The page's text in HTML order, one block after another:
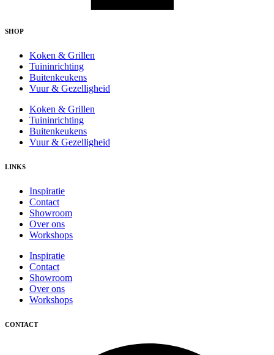
SHOP
Koken & Grillen
Tuininrichting
Buitenkeukens
Vuur & Gezelligheid
Koken & Grillen
Tuininrichting
Buitenkeukens
Vuur & Gezelligheid
LINKS
Inspiratie
Contact
Showroom
Over ons
Workshops
Inspiratie
Contact
Showroom
Over ons
Workshops
CONTACT